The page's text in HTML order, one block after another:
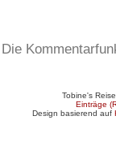
Die
Tobine's
Einträge
Design basierend auf